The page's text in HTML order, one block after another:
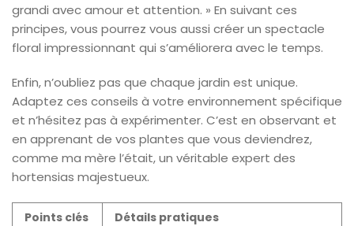
grandi avec amour et attention. » En suivant ces
principes, vous pourrez vous aussi créer un spectacle
floral impressionnant qui s’améliorera avec le temps.
Enfin, n’oubliez pas que chaque jardin est unique.
Adaptez ces conseils à votre environnement spécifique
et n’hésitez pas à expérimenter. C’est en observant et
en apprenant de vos plantes que vous deviendrez,
comme ma mère l’était, un véritable expert des
hortensias majestueux.
Points clés Détails pratiques